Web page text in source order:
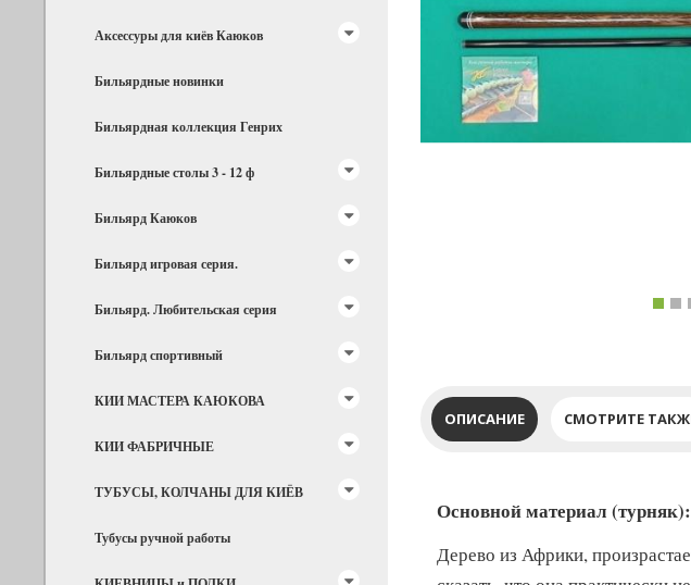
Аксессуры для киёв Каюков
Бильярдные новинки
Бильярдная коллекция Генрих
Бильярдные столы 3 - 12 ф
Бильярд Каюков
Бильярд игровая серия.
Бильярд. Любительская серия
Бильярд спортивный
КИИ МАСТЕРА КАЮКОВА
КИИ ФАБРИЧНЫЕ
ТУБУСЫ, КОЛЧАНЫ ДЛЯ КИЁВ
Тубусы ручной работы
ОПИСАНИЕ СМОТРИТЕ
Основной материал (турняк):
Дерево из Африки,